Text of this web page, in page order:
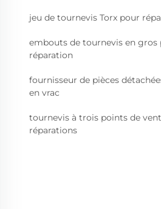
jeu de tournevis Torx pour
embouts de tournevis en gros
réparation
fournisseur de pièces
en vrac
tournevis à trois points de
réparations